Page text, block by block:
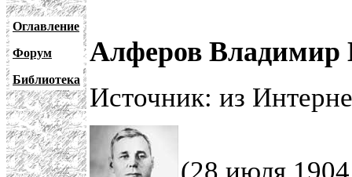
Оглавление
Форум
Библиотека
Алферов Владимир
Источник: из